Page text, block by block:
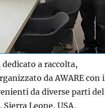
dedicato a raccolta,
da AWARE con
da diverse parti del
Leone, USA,